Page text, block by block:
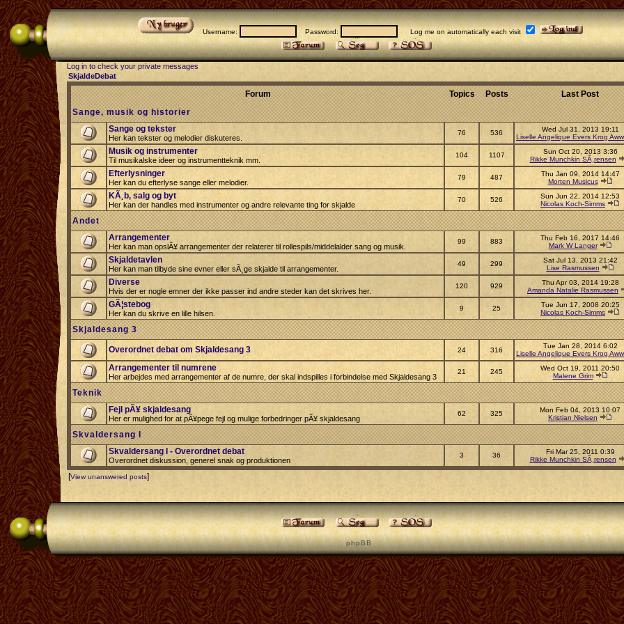
Username: Password: Log me on automatically each visit
Log in to check your private messages
SkjaldeDebat
Forum Topics Posts
Last Post
Sange, musik og historier
Sange og tekster
Her kan tekster og melodier diskuteres.
76 536
Wed Jul 31, 2013 19:11
Liselle Angelique Evers Krog
Musik og instrumenter
Til musikalske ideer og instrumentteknik mm.
104 1107
Sun Oct 20, 2013 3:36
Rikke Munchkin SÃ¸rensen
Efterlysninger
Her kan du efterlyse sange eller melodier.
79 487
Thu Jan 09, 2014 14:47
Morten Musicus
KÃ¸b, salg og byt
Her kan der handles med instrumenter og andre relevante ting for skjalde
70 526
Sun Jun 22, 2014 12:53
Nicolas Koch-Simms
Andet
Arrangementer
Her kan man opslÃ¥ arrangementer der relaterer til rollespils/middelalder sang og musik.
99 883
Thu Feb 16, 2017 14:46
Mark W Langer
Skjaldetavlen
Her kan man tilbyde sine evner eller sÃ¸ge skjalde til arrangementer.
49 299
Sat Jul 13, 2013 21:42
Lise Rasmussen
Diverse
Hvis der er nogle emner der ikke passer ind andre steder kan det skrives her.
120 929
Thu Apr 03, 2014 19:28
Amanda Natalie Rasmussen
GÃ¦stebog
Her kan du skrive en lille hilsen.
9 25
Tue Jun 17, 2008 20:25
Nicolas Koch-Simms
Skjaldesang 3
Overordnet debat om Skjaldesang 3 24 316
Tue Jan 28, 2014 6:02
Liselle Angelique Evers Krog
Arrangementer til numrene
Her arbejdes med arrangementer af de numre, der skal indspilles i forbindelse med Skjaldesang 3
21 245
Wed Oct 19, 2011 20:50
Malene Grim
Teknik
Fejl pÃ¥ skjaldesang
Her er mulighed for at pÃ¥pege fejl og mulige forbedringer pÃ¥ skjaldesang
62 325
Mon Feb 04, 2013 10:07
Kristian Nielsen
Skvaldersang I
Skvaldersang I - Overordnet debat
Overordnet diskussion, generel snak og produktionen
3 36
Fri Mar 25, 2011 0:39
Rikke Munchkin SÃ¸rensen
[View unanswered posts]
p h p B B